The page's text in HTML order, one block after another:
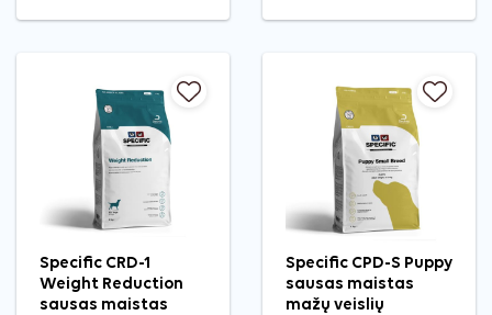
Specific CRD-1
Weight Reduction
sausas maistas
Specific CPD-S Puppy
sausas maistas
mažų veislių